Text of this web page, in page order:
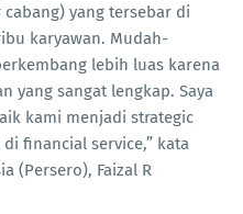
yang tersebar di
karyawan. Mudah-
lebih luas karena
yang sangat lengkap. Saya
kami menjadi strategic
financial service,” kata
(Persero), Faizal R